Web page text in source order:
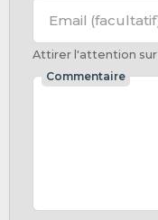
Email
Attirer l'attention
Commentaire